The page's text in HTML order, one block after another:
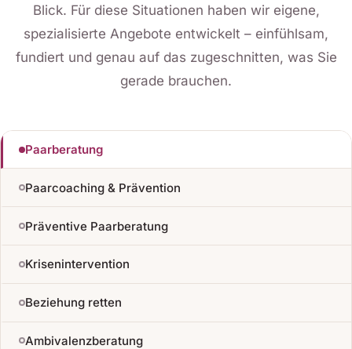
Blick. Für diese Situationen haben wir eigene,
spezialisierte Angebote entwickelt – einfühlsam,
fundiert und genau auf das zugeschnitten, was Sie
gerade brauchen.
Paarberatung
Paarcoaching & Prävention
Präventive Paarberatung
Krisenintervention
Beziehung retten
Ambivalenzberatung